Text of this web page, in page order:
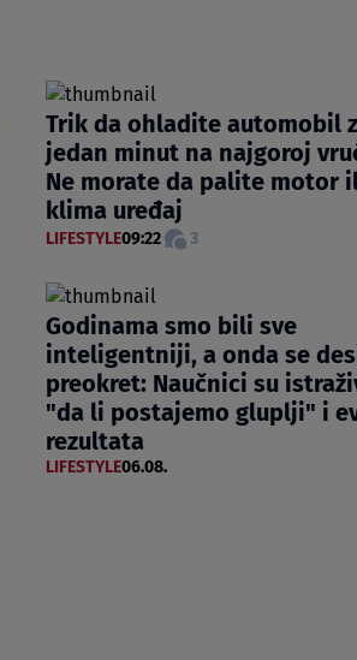
Trik da ohladite automobil
jedan minut na najgoroj
Ne morate da palite motor
klima uređaj
LIFESTYLE09:22 3
Godinama smo bili sve
inteligentniji, a onda se
preokret: Naučnici su
"da li postajemo gluplji" i
rezultata
LIFESTYLE06.08.